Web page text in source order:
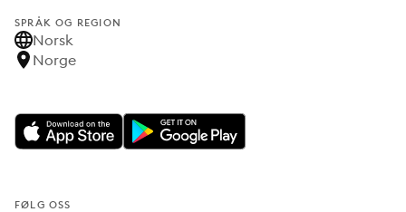
SPRÅK OG REGION
Norsk
Norge
FØLG OSS